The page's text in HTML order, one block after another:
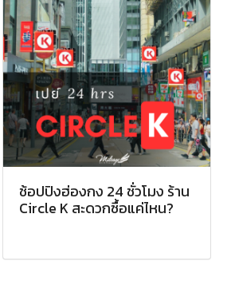
ช้อปปิงฮ่องกง 24 ชั่วโมง ร้าน
Circle K สะดวกซื้อแค่ไหน?